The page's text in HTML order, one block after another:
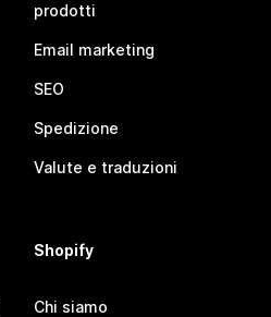
prodotti
Email marketing
SEO
Spedizione
Valute e traduzioni
Shopify
Chi siamo